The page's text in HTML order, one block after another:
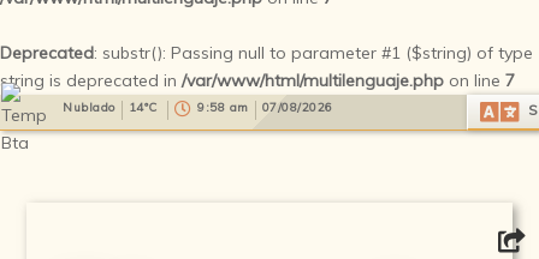
Deprecated: substr(): Passing null to parameter #1 ($string) of type
string is deprecated in /var/www/html/multilenguaje.php on line 7
Nublado 14°C 9:58 am 07/08/2026 Select Language ▼